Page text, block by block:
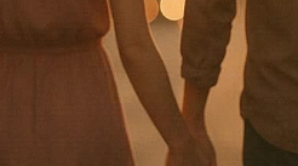
Video